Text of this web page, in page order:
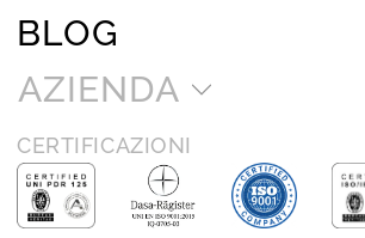
BLOG
AZIENDA
CERTIFICAZIONI